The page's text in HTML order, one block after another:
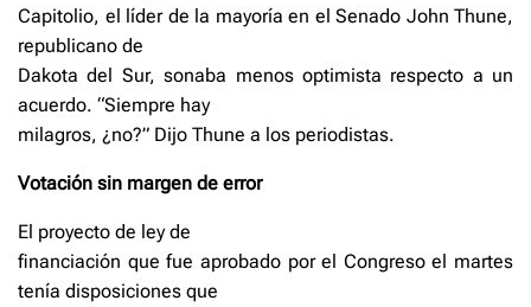
Capitolio, el líder de la mayoría en el Senado John Thune,
republicano de
Dakota del Sur, sonaba menos optimista respecto a un
acuerdo. “Siempre hay
milagros, ¿no?” Dijo Thune a los periodistas.
Votación sin margen de error
El proyecto de ley de
financiación que fue aprobado por el Congreso el martes
tenía disposiciones que